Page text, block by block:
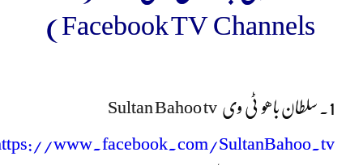
1. سلطان باھو ٹی وی Sultan Bahoo tv
www.facebook.com/SultanBahoo.tv